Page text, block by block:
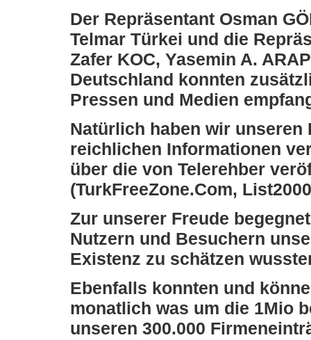
Der Repräsentant Osman
Telmar Türkei und die
Zafer KOC, Yasemin A.
Deutschland konnten
Pressen und Medien
Natürlich haben wir unseren
reichlichen Informationen
über die von Telerehber
(TurkFreeZone.Com,
Zur unserer Freude
Nutzern und Besuchern
Existenz zu schätzen
Ebenfalls konnten und
monatlich was um die 1Mio
unseren 300.000